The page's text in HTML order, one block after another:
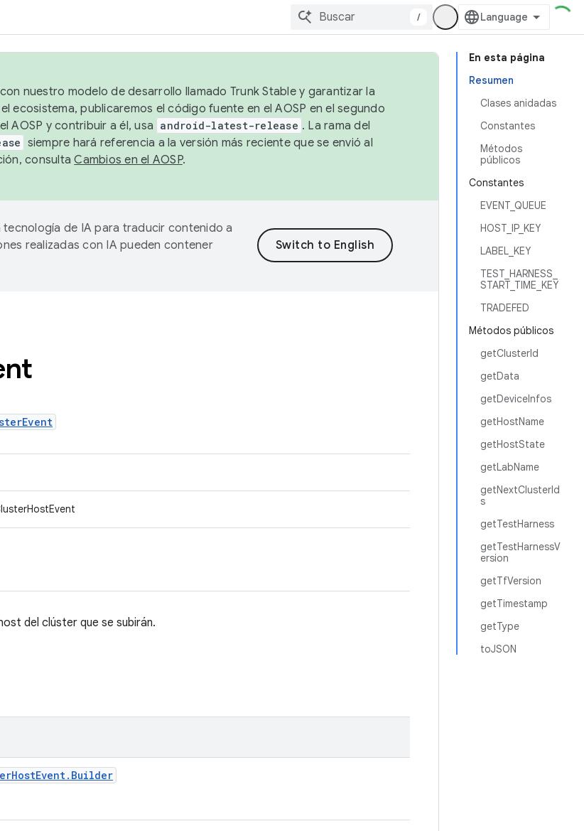
/
En esta página
Resumen
Clases anidadas
Constantes
Métodos
públicos
Constantes
EVENT_QUEUE
HOST_IP_KEY
LABEL_KEY
TEST_HARNESS_
START_TIME_KEY
TRADEFED
Métodos públicos
getClusterId
getData
getDeviceInfos
getHostName
getHostState
getLabName
getNextClusterId
s
getTestHarness
getTestHarnessV
ersion
getTfVersion
getTimestamp
getType
toJSON
nuestro modelo de desarrollo llamado Trunk Stable y garantizar la
ecosistema, publicaremos el código fuente en el AOSP en el segundo
AOSP y contribuir a él, usa android-latest-release . La rama del
siempre hará referencia a la versión más reciente que se envió al
consultaCambios en el AOSP.
tecnología de IA para traducir contenido a
realizadas con IA pueden contener
del clúster que se subirán.
HostEvent. Builder